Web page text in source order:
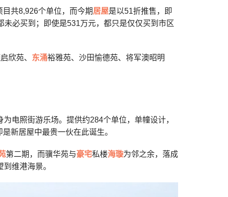
共8,926个单位，而今期居屋是以51折推售，即
必买到；即使是531万元，都只是仅仅买到市区
欣苑、 东涌裕雅苑、沙田愉德苑、将军澳昭明
电照街游乐场。提供约284个单位，单幢设计，
新居屋中最贵一伙在此诞生。
第二期，而骥华苑与豪宅私楼海璇为邻之余，落成
维港海景。